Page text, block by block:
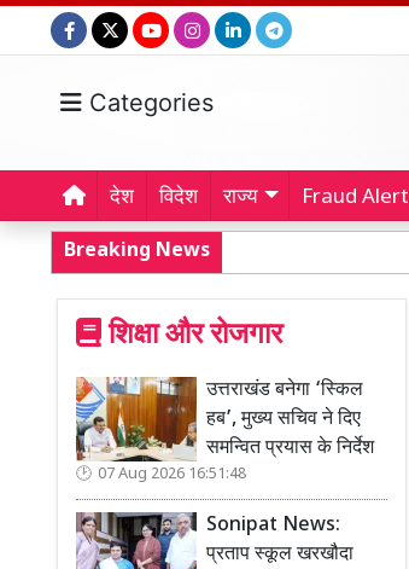
Categories
देश विदेश राज्य Fraud Alert
Breaking News
शिक्षा और रोजगार
उत्तराखंड बनेगा ‘स्किल
हब’, मुख्य सचिव ने दिए
समन्वित प्रयास के निर्देश
07 Aug 2026 16:51:48
Sonipat News:
प्रताप स्कूल खरखौदा